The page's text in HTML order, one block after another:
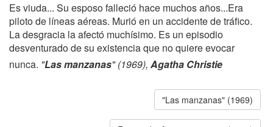
Es viuda... Su esposo falleció hace muchos años...Era
piloto de líneas aéreas. Murió en un accidente de tráfico.
La desgracia la afectó muchísimo. Es un episodio
desventurado de su existencia que no quiere evocar
nunca. "Las manzanas" (1969), Agatha Christie
"Las manzanas" (1969)